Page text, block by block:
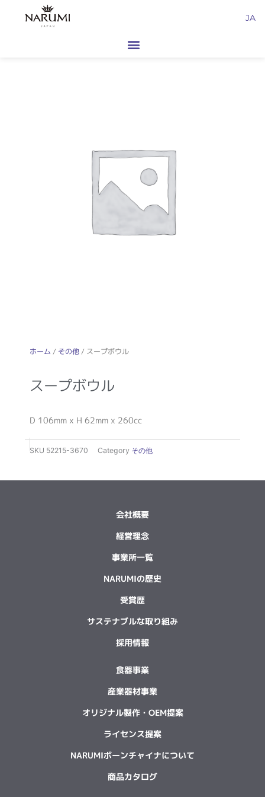
JA
ホーム / その他/ スープボウル
スープボウル
D 106mm x H 62mm x 260cc
SKU 52215-3670 Category その他
会社概要
経営理念
事業所一覧
NARUMIの歴史
受賞歴
サステナブルな取り組み
採用情報
食器事業
産業器材事業
オリジナル製作・OEM提案
ライセンス提案
NARUMIボーンチャイナについて
商品カタログ